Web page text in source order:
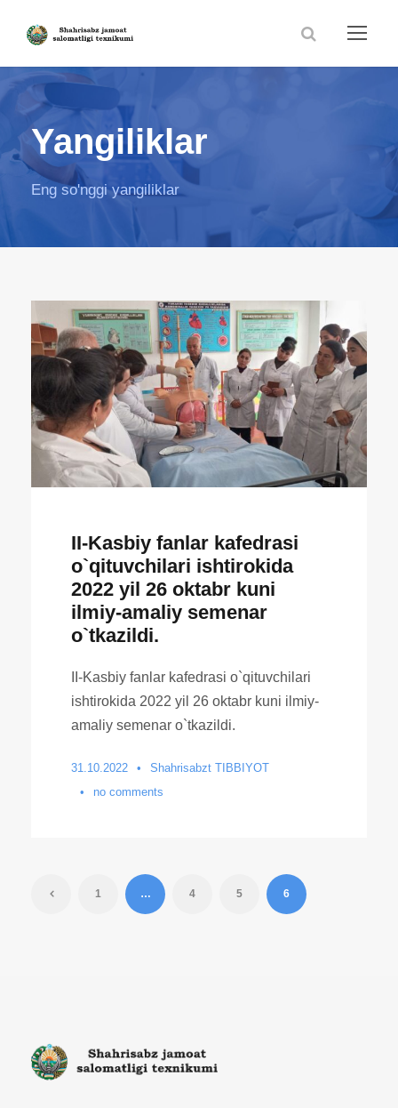
Yangiliklar
Eng so'nggi yangiliklar
II-Kasbiy fanlar kafedrasi
o`qituvchilari ishtirokida
2022 yil 26 oktabr kuni
ilmiy-amaliy semenar
o`tkazildi.
II-Kasbiy fanlar kafedrasi o`qituvchilari
ishtirokida 2022 yil 26 oktabr kuni ilmiy-
amaliy semenar o`tkazildi.
31.10.2022 •
Shahrisabzt TIBBIYOT
•
no comments
1 … 4 5 6